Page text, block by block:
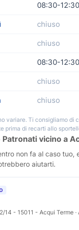
08:30-12:30
chiuso
chiuso
08:30-12:30
chiuso
chiuso
variare. Ti consigliamo di
prima di recarti allo
Patronati vicino a
non fa al caso tuo,
aiutarti.
14 - 15011 - Acqui Terme ·